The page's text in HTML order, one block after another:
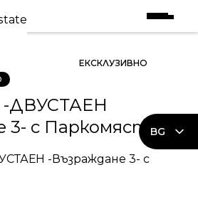
BG
-Възраждане 3- с
ЕКСКЛУЗИВНО
ДВУСТАЕН
3- с Паркомясто